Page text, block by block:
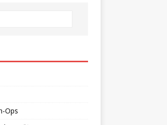
Ops